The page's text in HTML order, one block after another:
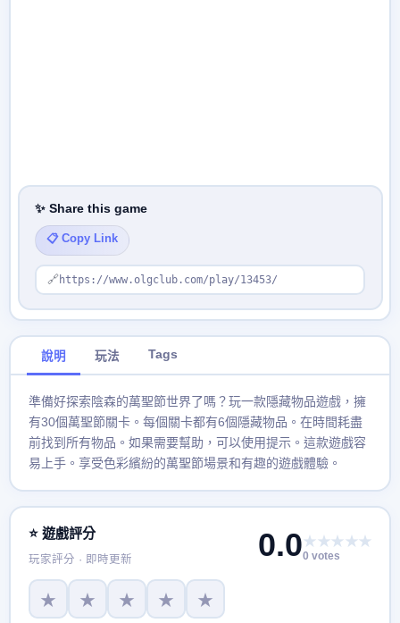
✨ Share this game
📋 Copy Link
🔗 https://www.olgclub.com/play/13453/
說明 玩法 Tags
準備好探索陰森的萬聖節世界了嗎？玩一款隱藏物品遊戲，擁
有30個萬聖節關卡。每個關卡都有6個隱藏物品。在時間耗盡
前找到所有物品。如果需要幫助，可以使用提示。這款遊戲容
易上手。享受色彩繽紛的萬聖節場景和有趣的遊戲體驗。
⭐ 遊戲評分
玩家評分 · 即時更新 0.0★★★★★
0 votes
★ ★ ★ ★ ★